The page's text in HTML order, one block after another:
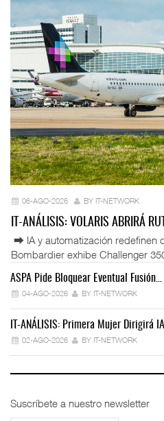
06-AGO-2026 BY IT-NETWORK
IT-ANÁLISIS: VOLARIS ABRIRÁ
⮕ IA y automatización
Bombardier exhibe Challenger
ASPA Pide Bloquear Eventual Fusión…
04-AGO-2026 BY IT-NETWORK
IT-ANÁLISIS: Primera Mujer Dirigirá
02-AGO-2026 BY IT-NETWORK
Suscríbete a nuestro newsletter